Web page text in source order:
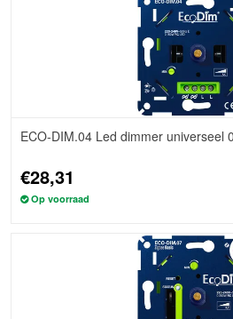
ECO-DIM.04 Led dimmer universeel
€28,31
Op voorraad